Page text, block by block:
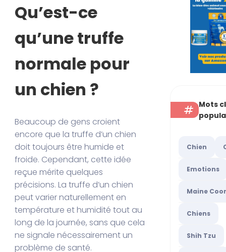
Qu’est-ce
qu’une truffe
normale pour
un chien ?
Beaucoup de gens croient
encore que la truffe d’un chien
doit toujours être humide et
froide. Cependant, cette idée
reçue mérite quelques
précisions. La truffe d’un chien
peut varier naturellement en
température et humidité tout au
long de la journée, sans que cela
ne signale nécessairement un
problème de santé.
Mots
Chien
Emotions
Maine
Chiens
Shih Tzu